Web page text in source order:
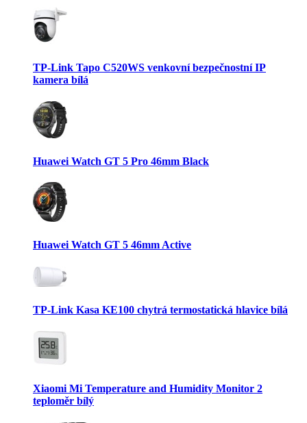
TP-Link Tapo C520WS venkovní bezpečnostní IP
kamera bílá
Huawei Watch GT 5 Pro 46mm Black
Huawei Watch GT 5 46mm Active
TP-Link Kasa KE100 chytrá termostatická hlavice bílá
Xiaomi Mi Temperature and Humidity Monitor 2
teploměr bílý